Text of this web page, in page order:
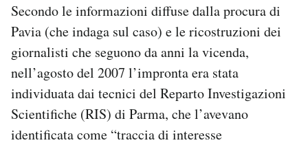
Secondo le informazioni diffuse dalla procura di
Pavia (che indaga sul caso) e le ricostruzioni dei
giornalisti che seguono da anni la vicenda,
nell’agosto del 2007 l’impronta era stata
individuata dai tecnici del Reparto Investigazioni
Scientifiche (RIS) di Parma, che l’avevano
identificata come “traccia di interesse